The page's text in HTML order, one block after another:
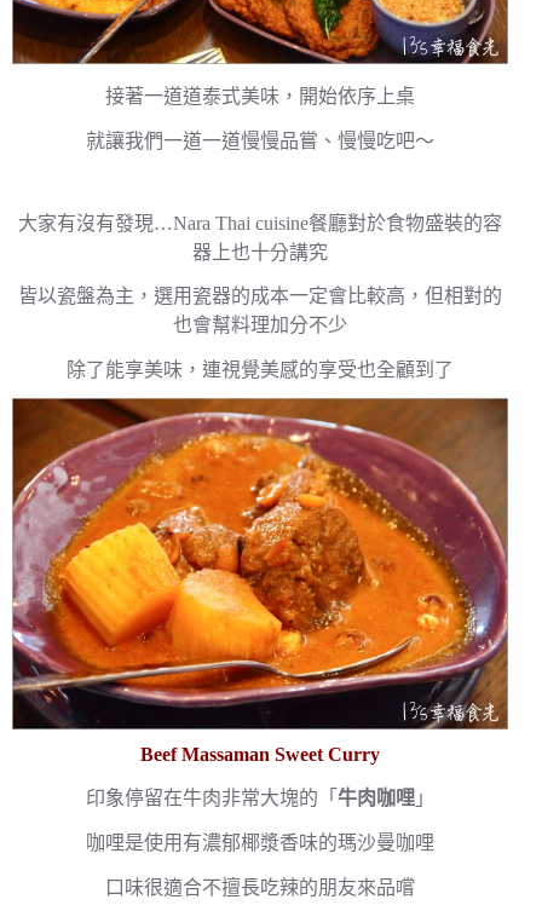
接著一道道泰式美味，開始依序上桌
就讓我們一道一道慢慢品嘗、慢慢吃吧～
大家有沒有發現…Nara Thai cuisine餐廳對於食物盛裝的容
器上也十分講究
皆以瓷盤為主，選用瓷器的成本一定會比較高，但相對的
也會幫料理加分不少
除了能享美味，連視覺美感的享受也全顧到了
Beef Massaman Sweet Curry
印象停留在牛肉非常大塊的「牛肉咖哩 」
咖哩是使用有濃郁椰漿香味的瑪沙曼咖哩
口味很適合不擅長吃辣的朋友來品嚐